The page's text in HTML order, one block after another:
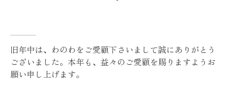
旧年中は、わのわをご愛顧下さいまして誠にありがとう
ございました。本年も、益々のご愛顧を賜りますようお
願い申し上げます。